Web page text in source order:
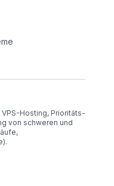
VPS-Hosting, Prioritäts-
von schweren und